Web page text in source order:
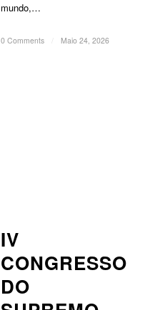
mundo,…
0 Comments Maio 24, 2026
IV
CONGRESSO
DO